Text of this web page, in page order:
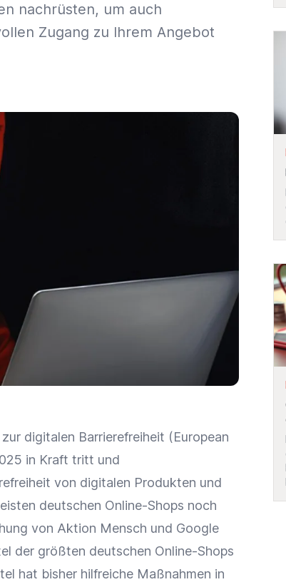
nachrüsten, um auch
Zugang zu Ihrem Angebot
digitalen Barrierefreiheit (European
in Kraft tritt und
von digitalen Produkten und
deutschen Online-Shops noch
von Aktion Mensch und Google
der größten deutschen Online-Shops
hat bisher hilfreiche Maßnahmen in